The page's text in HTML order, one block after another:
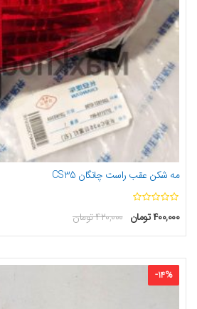
مه شکن عقب راست چانگان CS35
۴۲۰,۰۰۰تومان ۴۰۰,۰۰۰تومان
-14%